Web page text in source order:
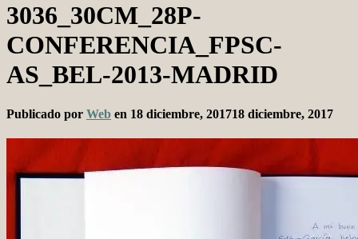
3036_30CM_28P-
CONFERENCIA_FPSC-
AS_BEL-2013-MADRID
Publicado por Web en 18 diciembre, 201718 diciembre, 2017